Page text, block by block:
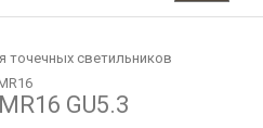
точечных светильников
GU5.3